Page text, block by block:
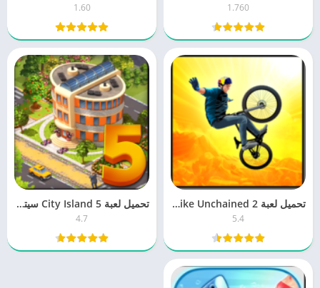
1.760
1.60
تحميل لعبة Bike Unchained 2 سباق الدراجات الهوائية برابط مباشر
5.4
تحميل لعبة City Island 5 سيتي ايسلاند 4.7 للكمبيوتر والموبايل مجانا
4.7